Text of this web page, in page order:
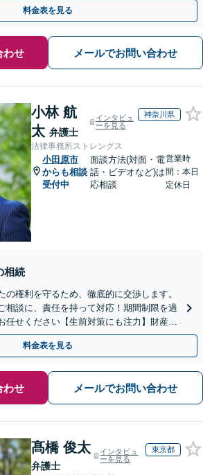
料金表を見る
わせ メールでお問い合わせ
小林 航
太 弁護士
インタビュ
ーを見る
神奈川県
法律事務所ストレングス
小田原市
からも相談
受付中
面談方法(対面・電
話・ビデオなど)は
応相談
営業時
間：本日
定休日
相続
の権利を守るため、徹底的に交渉します。
相談に、責任を持って対応！期間制限を過
任せください【生前対策にも注力】財産管
まで、一括してサポート
料金表を見る
わせ メールでお問い合わせ
髙橋 俊太
弁護士
インタビュ
ーを見る
東京都